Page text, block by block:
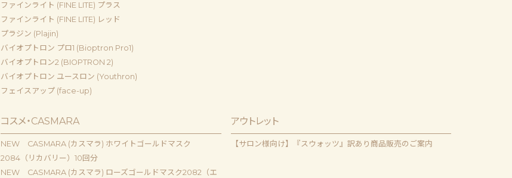
ファインライト (FINE LITE) プラス
ファインライト (FINE LITE) レッド
プラジン (Plajin)
バイオプトロン プロ1 (Bioptron Pro1)
バイオプトロン2 (BIOPTRON 2)
バイオプトロン ユースロン (Youthron)
フェイスアップ (face-up)
コスメ・CASMARA
NEW CASMARA (カスマラ) ホワイトゴールドマスク
2084（リカバリー）10回分
NEW CASMARA (カスマラ) ローズゴールドマスク2082（エ
アウトレット
【サロン様向け】『スウォッツ』訳あり商品販売のご案内